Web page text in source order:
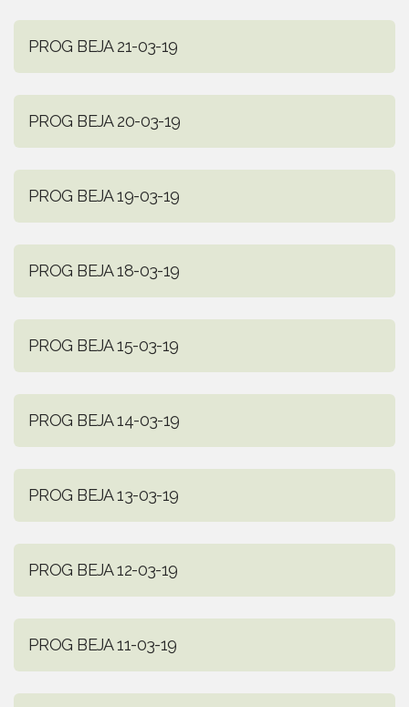
PROG BEJA 21-03-19
PROG BEJA 20-03-19
PROG BEJA 19-03-19
PROG BEJA 18-03-19
PROG BEJA 15-03-19
PROG BEJA 14-03-19
PROG BEJA 13-03-19
PROG BEJA 12-03-19
PROG BEJA 11-03-19